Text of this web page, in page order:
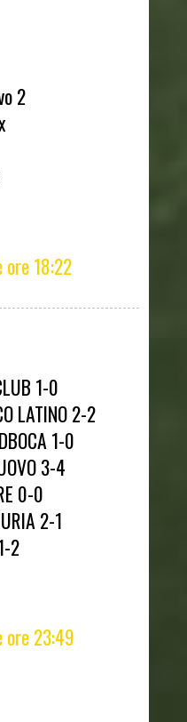
2
ore 18:22
1-0
LATINO 2-2
1-0
3-4
0-0
2-1
2
ore 23:49